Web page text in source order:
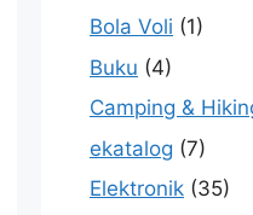
Bola Voli (1)
Buku (4)
Camping &
ekatalog (7)
Elektronik (35)